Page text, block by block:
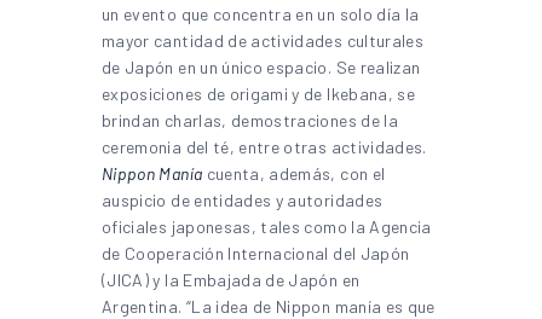
un evento que concentra en un solo día la
mayor cantidad de actividades culturales
de Japón en un único espacio. Se realizan
exposiciones de origami y de Ikebana, se
brindan charlas, demostraciones de la
ceremonia del té, entre otras actividades.
Nippon Manía cuenta, además, con el
auspicio de entidades y autoridades
oficiales japonesas, tales como la Agencia
de Cooperación Internacional del Japón
(JICA) y la Embajada de Japón en
Argentina. “La idea de Nippon manía es que